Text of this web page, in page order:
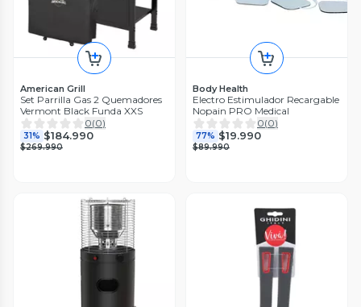
American Grill
Set Parrilla Gas 2 Quemadores
Vermont Black Funda XXS
0(0)
31% $184.990
$269.990
Body Health
Electro Estimulador Recargable
Nopain PRO Medical
0(0)
77% $19.990
$89.990